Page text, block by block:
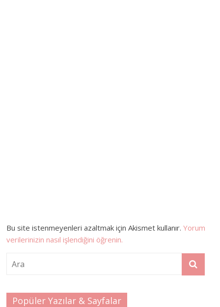
Bu site istenmeyenleri azaltmak için Akismet kullanır.Yorum
verilerinizin nasıl işlendiğini öğrenin.
Popüler Yazılar & Sayfalar